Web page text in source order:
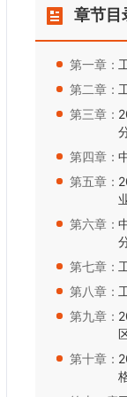
章节目
第一章：
第二章：
第三章：
第四章：
第五章：
第六章：
第七章：
第八章：
第九章：
第十章：